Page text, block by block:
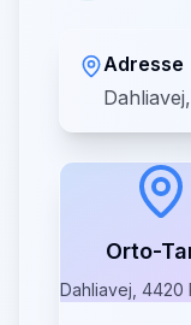
Adresse
Orto-
Dahliavej, 4420